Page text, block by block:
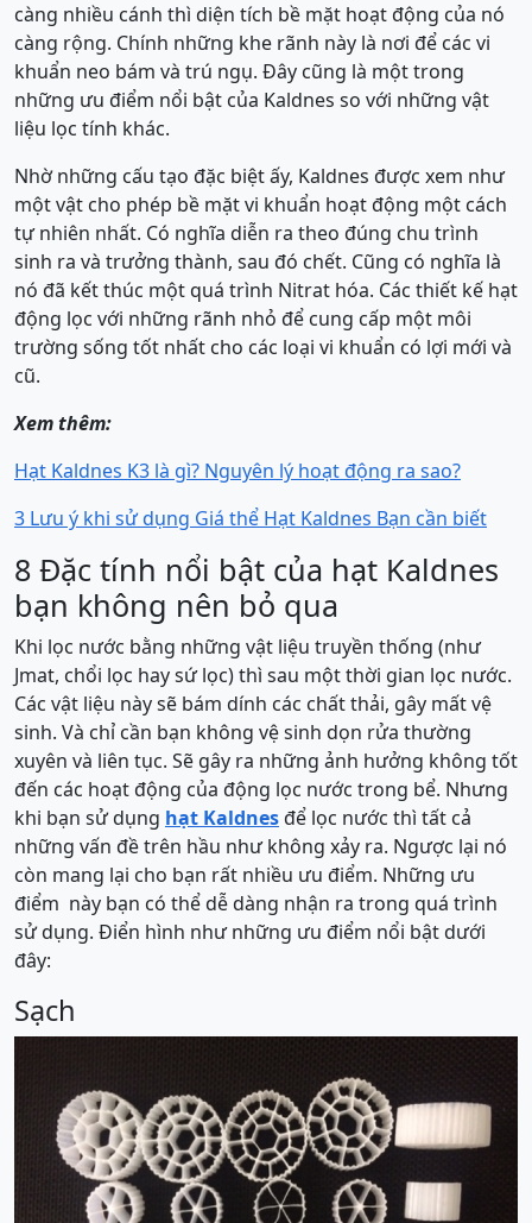
càng nhiều cánh thì diện tích bề mặt hoạt động của nó
càng rộng. Chính những khe rãnh này là nơi để các vi
khuẩn neo bám và trú ngụ. Đây cũng là một trong
những ưu điểm nổi bật của Kaldnes so với những vật
liệu lọc tính khác.
Nhờ những cấu tạo đặc biệt ấy, Kaldnes được xem như
một vật cho phép bề mặt vi khuẩn hoạt động một cách
tự nhiên nhất. Có nghĩa diễn ra theo đúng chu trình
sinh ra và trưởng thành, sau đó chết. Cũng có nghĩa là
nó đã kết thúc một quá trình Nitrat hóa. Các thiết kế hạt
động lọc với những rãnh nhỏ để cung cấp một môi
trường sống tốt nhất cho các loại vi khuẩn có lợi mới và
cũ.
Xem thêm:
Hạt Kaldnes K3 là gì? Nguyên lý hoạt động ra sao?
3 Lưu ý khi sử dụng Giá thể Hạt Kaldnes Bạn cần biết
8 Đặc tính nổi bật của hạt Kaldnes
bạn không nên bỏ qua
Khi lọc nước bằng những vật liệu truyền thống (như
Jmat, chổi lọc hay sứ lọc) thì sau một thời gian lọc nước.
Các vật liệu này sẽ bám dính các chất thải, gây mất vệ
sinh. Và chỉ cần bạn không vệ sinh dọn rửa thường
xuyên và liên tục. Sẽ gây ra những ảnh hưởng không tốt
đến các hoạt động của động lọc nước trong bể. Nhưng
khi bạn sử dụng hạt Kaldnesđể lọc nước thì tất cả
những vấn đề trên hầu như không xảy ra. Ngược lại nó
còn mang lại cho bạn rất nhiều ưu điểm. Những ưu
điểm này bạn có thể dễ dàng nhận ra trong quá trình
sử dụng. Điển hình như những ưu điểm nổi bật dưới
đây:
Sạch